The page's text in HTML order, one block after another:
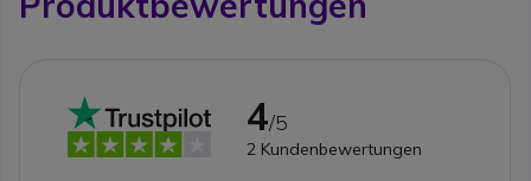
4/5
2 Kundenbewertungen